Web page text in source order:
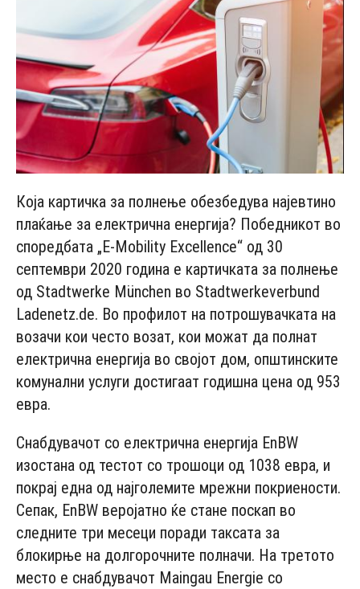
Која картичка за полнење обезбедува најевтино
плаќање за електрична енергија? Победникот во
споредбата „E-Mobility Excellence“ од 30
септември 2020 година е картичката за полнење
од Stadtwerke München во Stadtwerkeverbund
Ladenetz.de. Во профилот на потрошувачката на
возачи кои често возат, кои можат да полнат
електрична енергија во својот дом, општинските
комунални услуги достигаат годишна цена од 953
евра.
Снабдувачот со електрична енергија EnBW
изостана од тестот со трошоци од 1038 евра, и
покрај една од најголемите мрежни покриености.
Сепак, EnBW веројатно ќе стане поскап во
следните три месеци поради таксата за
блокирње на долгорочните полначи. На третото
место е снабдувачот Maingau Energie со